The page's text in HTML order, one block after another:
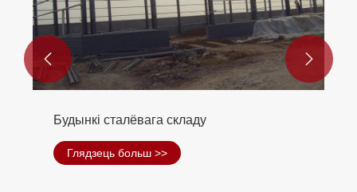
Папярэдне інжынерныя металічныя
 